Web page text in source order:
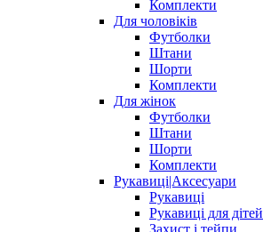
Комплекти
Для чоловіків
Футболки
Штани
Шорти
Комплекти
Для жінок
Футболки
Штани
Шорти
Комплекти
Рукавиці|Аксесуари
Рукавиці
Рукавиці для дітей
Захист і тейпи